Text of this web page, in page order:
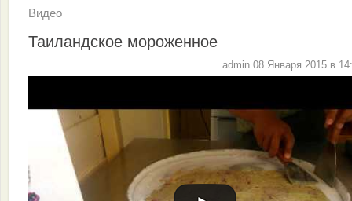
Видео
Таиландское мороженное
admin 08 Января 2015 в